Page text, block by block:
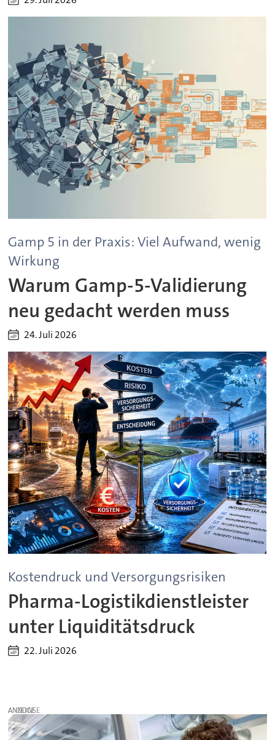
Gamp 5 in der Praxis: Viel Aufwand, wenig
Wirkung
Warum Gamp-5-Validierung
neu gedacht werden muss
24. Juli 2026
Kostendruck und Versorgungsrisiken
Pharma-Logistikdienstleister
unter Liquiditätsdruck
22. Juli 2026
ANZEIGE